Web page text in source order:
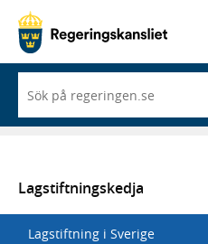
du
börjar
skriva
en
lista
med
sökförslag
Lagstiftningskedja
Lagstiftning i Sverige